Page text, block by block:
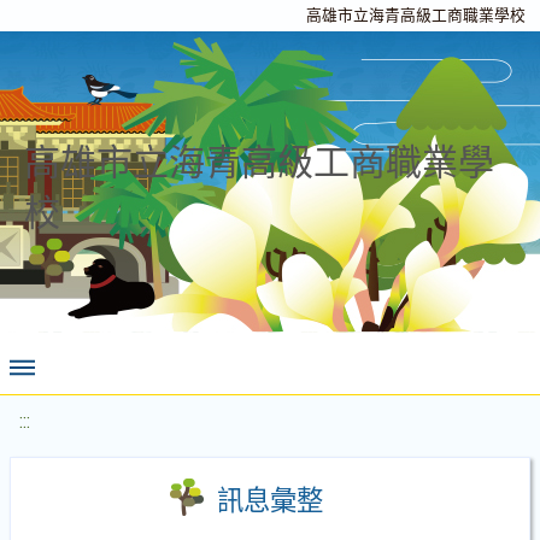
高雄市立海青高級工商職業學校
高雄市立海青高級工商職業學
校
:::
訊息彙整